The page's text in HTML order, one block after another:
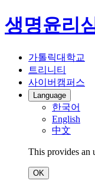
생명윤리
가톨릭대학교
트리니티
사이버캠퍼스
Language
한국어
English
中文
This provides an
OK